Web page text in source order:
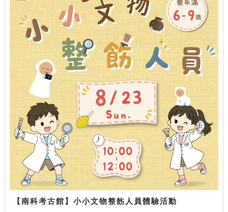
【南科考古館】小小文物整飭人員體驗活動